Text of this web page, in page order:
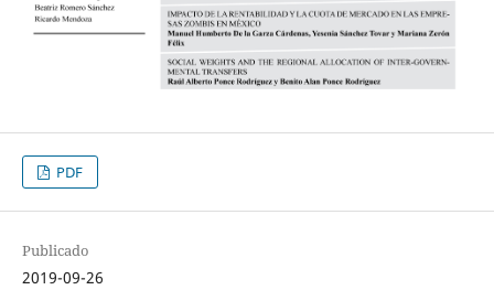
PDF
Publicado
2019-09-26